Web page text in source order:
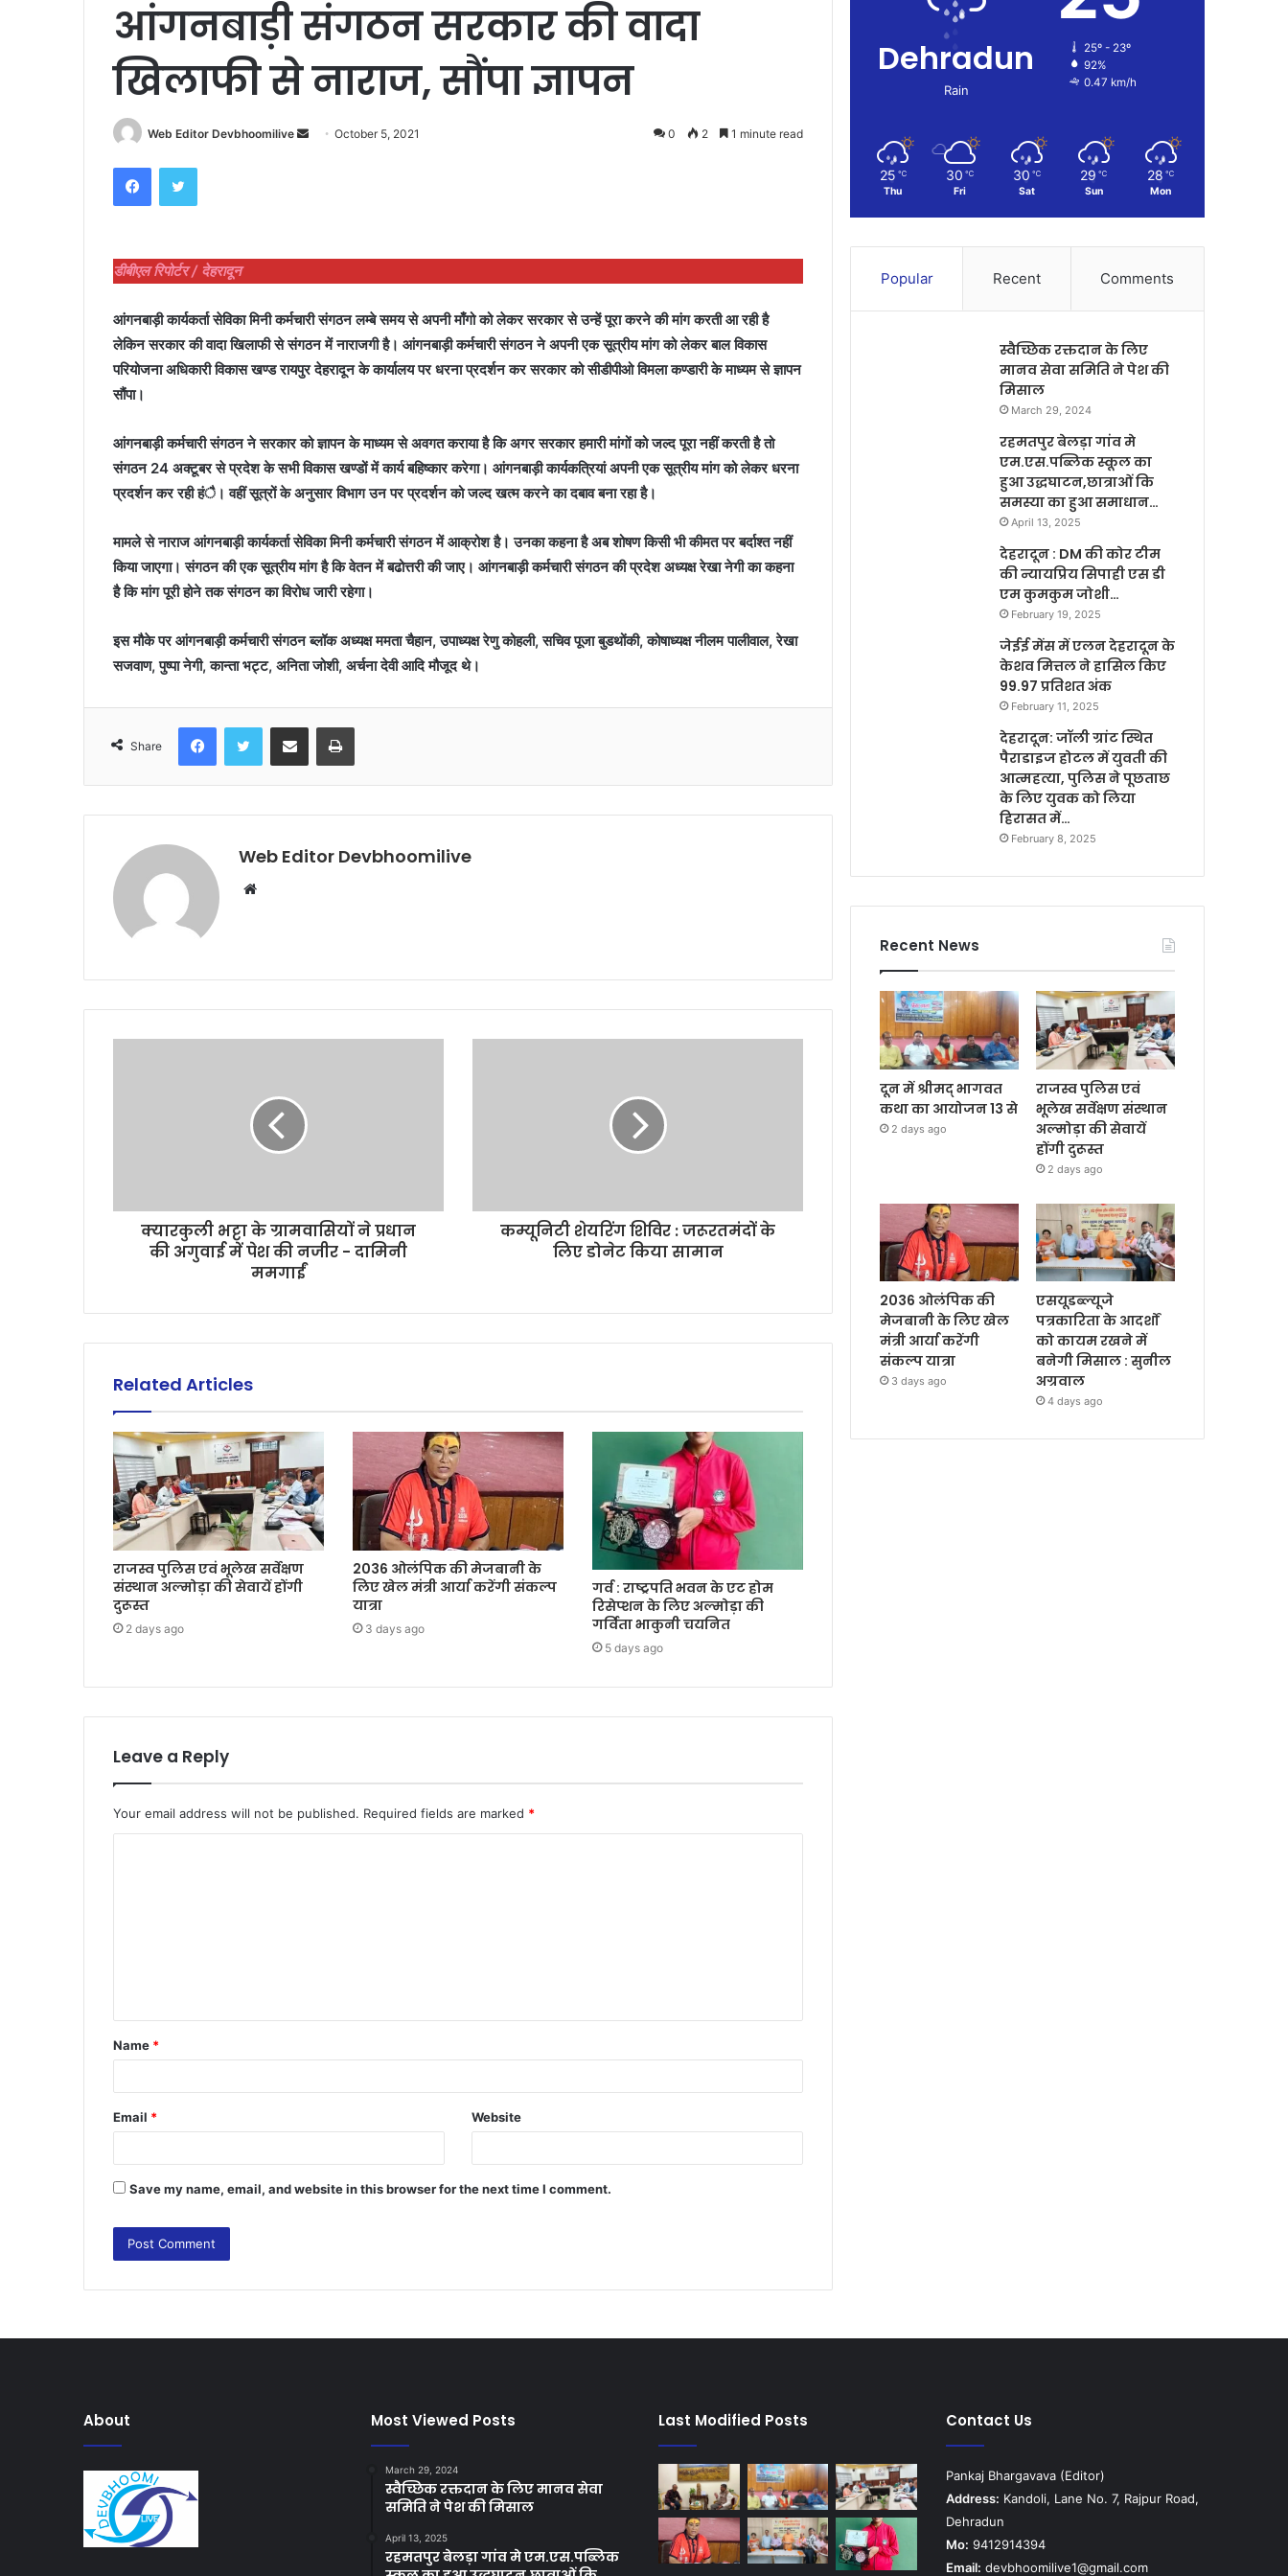
आंगनबाड़ी संगठन सरकार की वादा
खिलाफी से नाराज, सौंपा ज्ञापन
Web Editor Devbhoomilive
SendOctober 5, 2021 0 2 1 minute read
FacebookTwitter
डीबीएल रिपोर्टर / देहरादून
आंगनबाड़ी कार्यकर्ता सेविका मिनी कर्मचारी संगठन लम्बे समय से अपनी माँगो को लेकर सरकार से उन्हें पूरा करने की मांग करती आ रही है
लेकिन सरकार की वादा खिलाफी से संगठन में नाराजगी है। आंगनबाड़ी कर्मचारी संगठन ने अपनी एक सूत्रीय मांग को लेकर बाल विकास
परियोजना अधिकारी विकास खण्ड रायपुर देहरादून के कार्यालय पर धरना प्रदर्शन कर सरकार को सीडीपीओ विमला कण्डारी के माध्यम से ज्ञापन
सौंपा।
आंगनबाड़ी कर्मचारी संगठन ने सरकार को ज्ञापन के माध्यम से अवगत कराया है कि अगर सरकार हमारी मांगों को जल्द पूरा नहीं करती है तो
संगठन 24 अक्टूबर से प्रदेश के सभी विकास खण्डों में कार्य बहिष्कार करेगा। आंगनबाड़ी कार्यकत्रियां अपनी एक सूत्रीय मांग को लेकर धरना
प्रदर्शन कर रही हंै। वहीं सूत्रों के अनुसार विभाग उन पर प्रदर्शन को जल्द खत्म करने का दबाव बना रहा है।
मामले से नाराजआंगनबाड़ी कार्यकर्ता सेविका मिनी कर्मचारी संगठन में आक्रोश है। उनका कहना है अब शोषण किसी भी कीमत पर बर्दाश्त नहीं
किया जाएगा। संगठन की एक सूत्रीय मांग है कि वेतन में बढोत्तरी की जाए। आंगनबाड़ी कर्मचारी संगठन की प्रदेश अध्यक्ष रेखा नेगी का कहना
है कि मांग पूरी होने तक संगठन का विरोध जारी रहेगा।
इस मौके पर आंगनबाड़ी कर्मचारी संगठन ब्लॉक अध्यक्ष ममता चैहान, उपाध्यक्ष रेणु कोहली, सचिव पूजा बुडथोंकी, कोषाध्यक्ष नीलम पालीवाल, रेखा
सजवाण, पुष्पा नेगी, कान्ता भट्ट, अनिता जोशी, अर्चना देवी आदि मौजूद थे।
Share
FacebookTwitter Share via Email Print
Web Editor Devbhoomilive
Website
क्यारकुली भट्टा के ग्रामवासियों ने प्रधान
की अगुवाई में पेश की नजीर - दामिनी
ममगाईं
कम्यूनिटी शेयरिंग शिविर : जरूरतमंदों के
लिए डोनेट किया सामान
Related Articles
राजस्व पुलिस एवं भूलेख सर्वेक्षण
संस्थान अल्मोड़ा की सेवायें होंगी
दुरूस्त
2 days ago
2036 ओलंपिक की मेजबानी के
लिए खेल मंत्री आर्या करेंगी संकल्प
यात्रा
3 days ago
गर्व : राष्ट्रपति भवन के एट होम
रिसेप्शन के लिए अल्मोड़ा की
गर्विता भाकुनी चयनित
5 days ago
Leave a Reply
Your email address will not be published. Required fields are marked *
t
*
Name *
Email * Website
Save my name, email, and website in this browser for the next time I comment.
Dehradun
Rain
25º - 23º
92%
0.47 km/h
25 ℃
Thu
30 ℃
Fri
30 ℃
Sat
29 ℃
Sun
28 ℃
Mon
Popular Recent Comments
स्वैच्छिक रक्तदान के लिए
मानव सेवा समिति ने पेश की
मिसाल
March 29, 2024
रहमतपुर बेलड़ा गांव मे
एम.एस.पब्लिक स्कूल का
हुआ उद्धघाटन,छात्राओं कि
समस्या का हुआ समाधान…
April 13, 2025
देहरादून : DM की कोर टीम
की न्यायप्रिय सिपाही एस डी
एम कुमकुम जोशी…
February 19, 2025
जेईई मेंस में एलन देहरादून के
केशव मित्तल ने हासिल किए
99.97 प्रतिशत अंक
February 11, 2025
देहरादून: जॉली ग्रांट स्थित
पैराडाइज होटल में युवती की
आत्महत्या, पुलिस ने पूछताछ
के लिए युवक को लिया
हिरासत में…
February 8, 2025
Recent News
दून में श्रीमद् भागवत
कथा का आयोजन 13 से
2 days ago
राजस्व पुलिस एवं
भूलेख सर्वेक्षण संस्थान
अल्मोड़ा की सेवायें
होंगी दुरूस्त
2 days ago
2036 ओलंपिक की
मेजबानी के लिए खेल
मंत्री आर्या करेंगी
संकल्प यात्रा
3 days ago
एसयूडब्ल्यूजे
पत्रकारिता के आदर्शों
को कायम रखने में
बनेगी मिसाल : सुनील
अग्रवाल
4 days ago
About Most Viewed Posts
March 29, 2024
स्वैच्छिक रक्तदान के लिए मानव सेवा
समिति ने पेश की मिसाल
April 13, 2025
रहमतपुर बेलड़ा गांव मे एम.एस.पब्लिक
Last Modified Posts Contact Us
Pankaj Bhargavava (Editor)
Address: Kandoli, Lane No. 7, Rajpur Road,
Dehradun
Mo: 9412914394
Email: devbhoomilive1@gmail.com